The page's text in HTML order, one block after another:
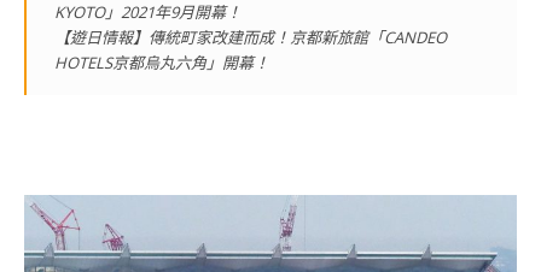
KYOTO」2021年9月開幕！
【遊日情報】傳統町家改建而成！京都新旅館「CANDEO
HOTELS京都烏丸六角」開幕！